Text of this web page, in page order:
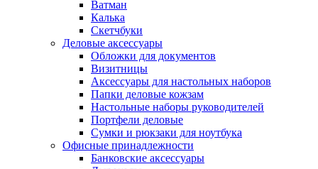
Ватман
Калька
Скетчбуки
Деловые аксессуары
Обложки для документов
Визитницы
Аксессуары для настольных наборов
Папки деловые кожзам
Настольные наборы руководителей
Портфели деловые
Сумки и рюкзаки для ноутбука
Офисные принадлежности
Банковские аксессуары